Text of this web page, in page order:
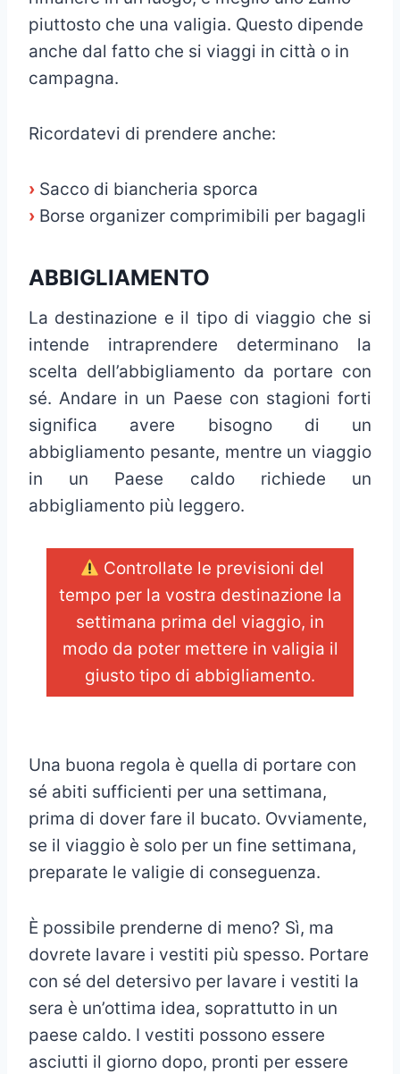
piuttosto che una valigia. Questo dipende
anche dal fatto che si viaggi in città o in
campagna.
Ricordatevi di prendere anche:
› Sacco di biancheria sporca
› Borse organizer comprimibili per bagagli
ABBIGLIAMENTO
La destinazione e il tipo di viaggio che si
intende intraprendere determinano la
scelta dell’abbigliamento da portare con
sé. Andare in un Paese con stagioni forti
significa avere bisogno di un
abbigliamento pesante, mentre un viaggio
in un Paese caldo richiede un
abbigliamento più leggero.
Controllate le previsioni del
tempo per la vostra destinazione la
settimana prima del viaggio, in
modo da poter mettere in valigia il
giusto tipo di abbigliamento.
Una buona regola è quella di portare con
sé abiti sufficienti per una settimana,
prima di dover fare il bucato. Ovviamente,
se il viaggio è solo per un fine settimana,
preparate le valigie di conseguenza.
È possibile prenderne di meno? Sì, ma
dovrete lavare i vestiti più spesso. Portare
con sé del detersivo per lavare i vestiti la
sera è un’ottima idea, soprattutto in un
paese caldo. I vestiti possono essere
asciutti il giorno dopo, pronti per essere